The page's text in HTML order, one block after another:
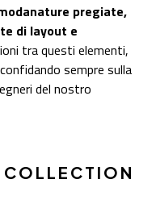
pregiate,
di layout e
tra questi elementi,
sempre sulla
del nostro